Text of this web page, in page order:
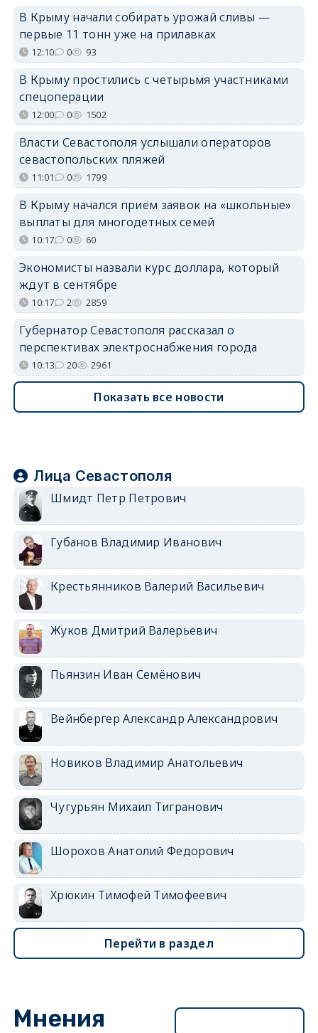
В Крыму начали собирать урожай сливы —
первые 11 тонн уже на прилавках
12:10 0 93
В Крыму простились с четырьмя участниками
спецоперации
12:00 0 1502
Власти Севастополя услышали операторов
севастопольских пляжей
11:01 0 1799
В Крыму начался приём заявок на «школьные»
выплаты для многодетных семей
10:17 0 60
Экономисты назвали курс доллара, который
ждут в сентябре
10:17 2 2859
Губернатор Севастополя рассказал о
перспективах электроснабжения города
10:13 20 2961
Показать все новости
Лица Севастополя
Шмидт Петр Петрович
Губанов Владимир Иванович
Крестьянников Валерий Васильевич
Жуков Дмитрий Валерьевич
Пьянзин Иван Семёнович
Вейнбергер Александр Александрович
Новиков Владимир Анатольевич
Чугурьян Михаил Тигранович
Шорохов Анатолий Федорович
Хрюкин Тимофей Тимофеевич
Перейти в раздел
Мнения